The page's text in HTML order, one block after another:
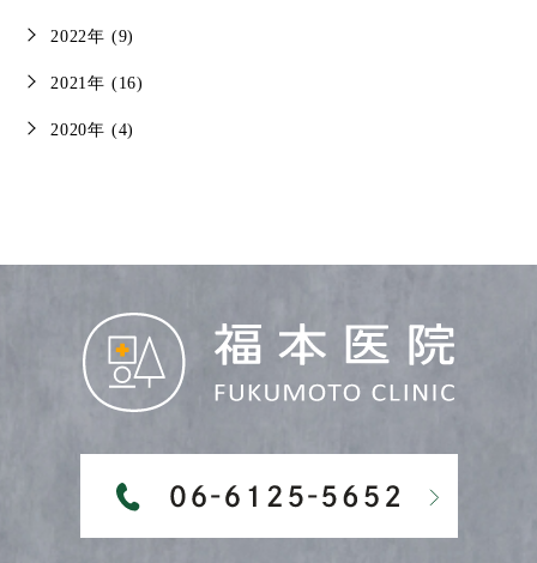
2022年 (9)
2021年 (16)
2020年 (4)